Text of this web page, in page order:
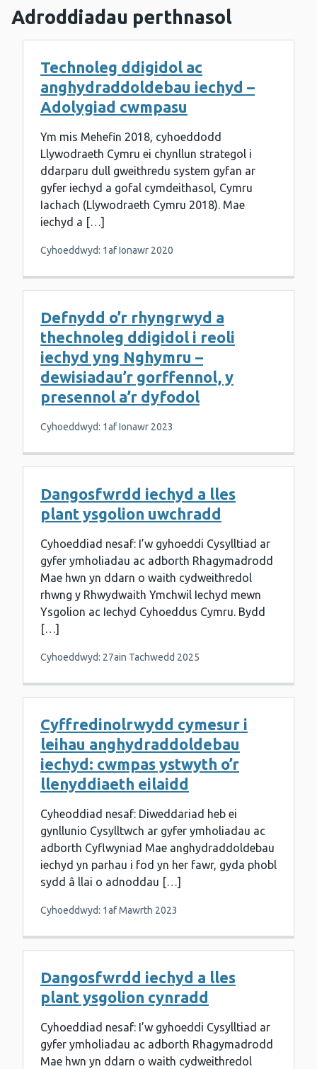
Adroddiadau perthnasol
Technoleg ddigidol ac
anghydraddoldebau iechyd –
Adolygiad cwmpasu
Ym mis Mehefin 2018, cyhoeddodd
Llywodraeth Cymru ei chynllun strategol i
ddarparu dull gweithredu system gyfan ar
gyfer iechyd a gofal cymdeithasol, Cymru
Iachach (Llywodraeth Cymru 2018). Mae
iechyd a […]
Cyhoeddwyd: 1af Ionawr 2020
Defnydd o’r rhyngrwyd a
thechnoleg ddigidol i reoli
iechyd yng Nghymru –
dewisiadau’r gorffennol, y
presennol a’r dyfodol
Cyhoeddwyd: 1af Ionawr 2023
Dangosfwrdd iechyd a lles
plant ysgolion uwchradd
Cyhoeddiad nesaf: I’w gyhoeddi Cysylltiad ar
gyfer ymholiadau ac adborth Rhagymadrodd
Mae hwn yn ddarn o waith cydweithredol
rhwng y Rhwydwaith Ymchwil Iechyd mewn
Ysgolion ac Iechyd Cyhoeddus Cymru. Bydd
[…]
Cyhoeddwyd: 27ain Tachwedd 2025
Cyffredinolrwydd cymesur i
leihau anghydraddoldebau
iechyd: cwmpas ystwyth o’r
llenyddiaeth eilaidd
Cyheoddiad nesaf: Diweddariad heb ei
gynllunio Cysylltwch ar gyfer ymholiadau ac
adborth Cyflwyniad Mae anghydraddoldebau
iechyd yn parhau i fod yn her fawr, gyda phobl
sydd â llai o adnoddau […]
Cyhoeddwyd: 1af Mawrth 2023
Dangosfwrdd iechyd a lles
plant ysgolion cynradd
Cyhoeddiad nesaf: I’w gyhoeddi Cysylltiad ar
gyfer ymholiadau ac adborth Rhagymadrodd
Mae hwn yn ddarn o waith cydweithredol